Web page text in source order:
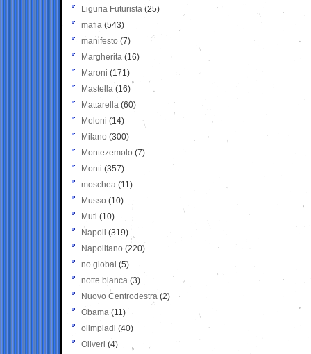
Liguria Futurista (25)
mafia (543)
manifesto (7)
Margherita (16)
Maroni (171)
Mastella (16)
Mattarella (60)
Meloni (14)
Milano (300)
Montezemolo (7)
Monti (357)
moschea (11)
Musso (10)
Muti (10)
Napoli (319)
Napolitano (220)
no global (5)
notte bianca (3)
Nuovo Centrodestra (2)
Obama (11)
olimpiadi (40)
Oliveri (4)